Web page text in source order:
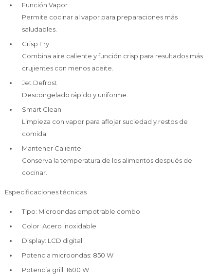
Función Vapor
Permite cocinar al vapor para preparaciones más
saludables.
Crisp Fry
Combina aire caliente y función crisp para resultados más
crujientes con menos aceite.
Jet Defrost
Descongelado rápido y uniforme.
Smart Clean
Limpieza con vapor para aflojar suciedad y restos de
comida.
Mantener Caliente
Conserva la temperatura de los alimentos después de
cocinar.
Especificaciones técnicas
Tipo: Microondas empotrable combo
Color: Acero inoxidable
Display: LCD digital
Potencia microondas: 850 W
Potencia grill: 1600 W